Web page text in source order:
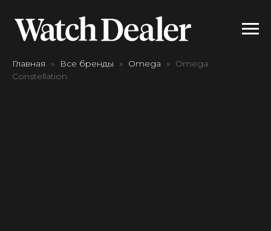
Главная Все бренды Omega
Omega
Constellation